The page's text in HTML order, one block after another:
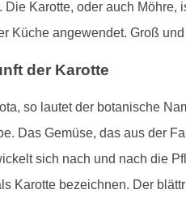
Die Karotte, oder auch Möhre,
Küche angewendet. Groß
der Karotte
so lautet der botanische
Das Gemüse, das aus der
sich nach und nach die
Karotte bezeichnen. Der